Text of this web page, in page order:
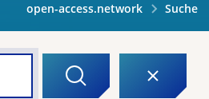
open-access.network Suche